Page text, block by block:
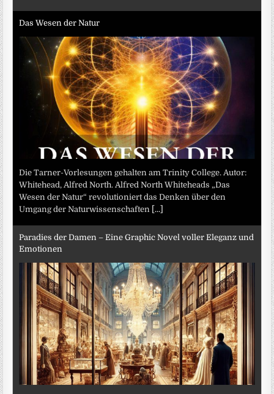
Das Wesen der Natur
Die Tarner-Vorlesungen gehalten am Trinity College. Autor:
Whitehead, Alfred North. Alfred North Whiteheads „Das
Wesen der Natur“ revolutioniert das Denken über den
Umgang der Naturwissenschaften [...]
Paradies der Damen – Eine Graphic Novel voller Eleganz und
Emotionen